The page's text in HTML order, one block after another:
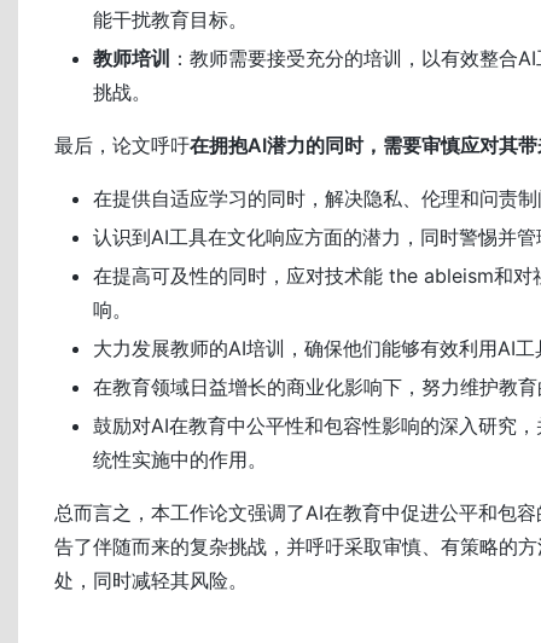
能干扰教育目标。
教师培训 ：教师需要接受充分的培训，以有效整合
挑战。
最后，论文呼吁在拥抱AI潜力的同时，需要审慎应对其
在提供自适应学习的同时，解决隐私、伦理和问责
认识到AI工具在文化响应方面的潜力，同时警惕并
在提高可及性的同时，应对技术能 the ableism和对
响。
大力发展教师的AI培训，确保他们能够有效利用AI工
在教育领域日益增长的商业化影响下，努力维护教
鼓励对AI在教育中公平性和包容性影响的深入研究
统性实施中的作用。
总而言之，本工作论文强调了AI在教育中促进公平和包
告了伴随而来的复杂挑战，并呼吁采取审慎、有策略的
处，同时减轻其风险。